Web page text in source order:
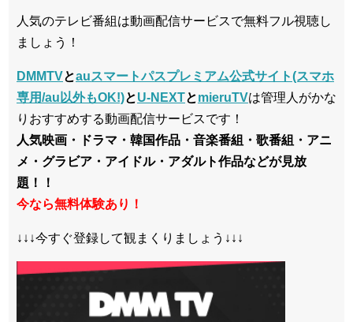
人気のテレビ番組は動画配信サービスで無料フル視聴し
ましょう！
DMMTVとauスマートパスプレミアム公式サイト(スマホ
専用/au以外もOK!)とU-NEXTとmieruTVは管理人がかな
りおすすめする動画配信サービスです！
人気映画・ドラマ・韓国作品・音楽番組・歌番組・アニ
メ・グラビア・アイドル・アダルト作品などが見放
題！！
今なら無料体験あり！
↓↓↓今すぐ登録して観まくりましょう↓↓↓